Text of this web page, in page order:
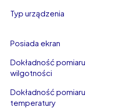
Typ urządzenia
Posiada ekran
Dokładność pomiaru
wilgotności
Dokładność pomiaru
temperatury